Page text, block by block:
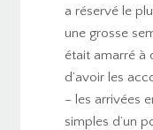
a réservé le
une grosse
était amarré à
d’avoir les
– les arrivées
simples d’un